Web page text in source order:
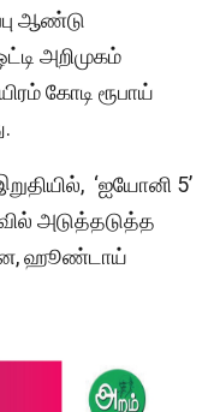
ஆண்டு
அறிமுகம்
கோடி ரூபாய்
‘ஐயோனி 5’
அடுத்தடுத்த
ஹூண்டாய்